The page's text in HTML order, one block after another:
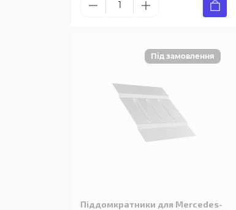
Піддомкратники для Mercedes-